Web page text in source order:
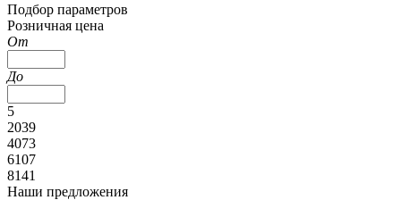
Подбор параметров
Розничная цена
От
До
5
2039
4073
6107
8141
Наши предложения